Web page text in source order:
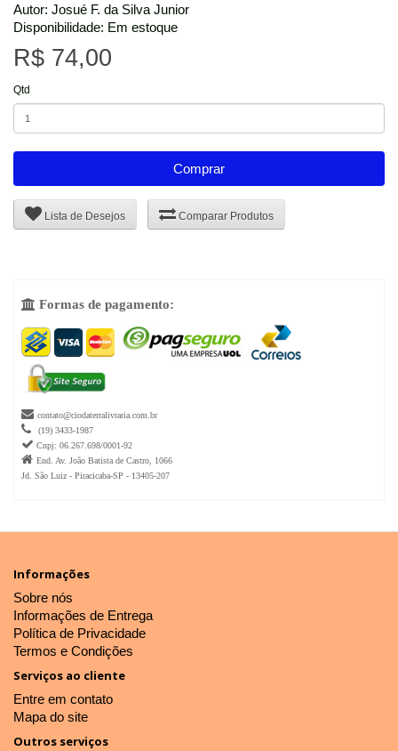
Autor: Josué F. da Silva Junior
Disponibilidade: Em estoque
R$ 74,00
Qtd
Comprar
Lista de Desejos Comparar Produtos
 Formas de pagamento:
 contato@ciodaterralivraria.com.br
 (19) 3433-1987
 Cnpj: 06.267.698/0001-92
 End. Av. João Batista de Castro, 1066
Jd. São Luiz - Piracicaba-SP - 13405-207
Informações
Sobre nós
Informações de Entrega
Política de Privacidade
Termos e Condições
Serviços ao cliente
Entre em contato
Mapa do site
Outros serviços